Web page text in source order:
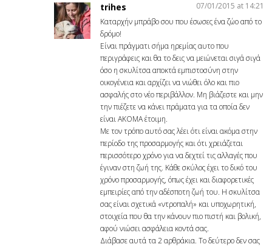
trihes
07/01/2015 at 14:21
Καταρχήν μπράβο σου που έσωσες ένα ζώο από το
δρόμο!
Είναι πράγματι σήμα ηρεμίας αυτο που
περιγράφεις και θα το δεις να μειώνεται σιγά σιγά
όσο η σκυλίτσα αποκτά εμπιστοσύνη στην
οικογένεια και αρχίζει να νιώθει όλο και πιο
ασφαλής στο νέο περιβάλλον. Μη βιάζεστε και μην
την πιέζετε να κάνει πράματα για τα οποία δεν
είναι ΑΚΟΜΑ έτοιμη.
Με τον τρόπο αυτό σας λέει ότι είναι ακόμα στην
περίοδο της προσαρμογής και ότι χρειάζεται
περισσότερο χρόνο για να δεχτεί τις αλλαγές που
έγιναν στη ζωή της. Κάθε σκύλος έχει το δικό του
χρόνο προσαρμογής, όπως έχει και διαφορετικές
εμπειρίες από την αδέσποτη ζωή του. Η σκυλίτσα
σας είναι σχετικά «ντροπαλή» και υποχωρητική,
στοιχεία που θα την κάνουν πιο πιστή και βολική,
αφού νιώσει ασφάλεια κοντά σας.
Διάβασε αυτά τα 2 αρθράκια. Το δεύτερο δεν σας